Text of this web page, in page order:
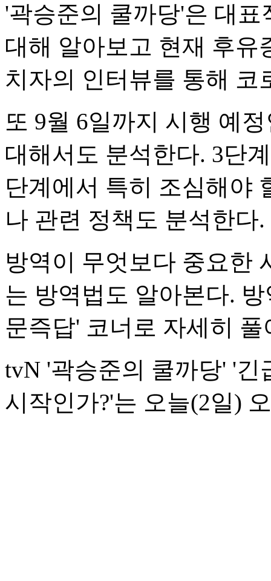
'곽승준의 쿨까당'은 대
대해 알아보고 현재 후유
치자의 인터뷰를 통해 코
또 9월 6일까지 시행 예
대해서도 분석한다. 3단
단계에서 특히 조심해야
나 관련 정책도 분석한다.
방역이 무엇보다 중요한
는 방역법도 알아본다.
문즉답' 코너로 자세히
tvN '곽승준의 쿨까당' '긴
시작인가?'는 오늘(2일)